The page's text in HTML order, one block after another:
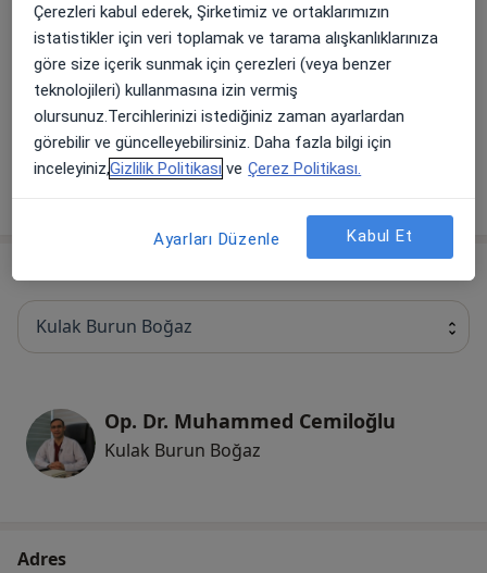
Çocukluk Çağında Kanser Cerrahisi
Splenektomi
Lobektomi
Kulak Burun Boğaz
Op. Dr. Muhammed Cemiloğlu
Kulak Burun Boğaz
Adres
Çerezleri kabul ederek, Şirketimiz ve ortaklarımızın
istatistikler için veri toplamak ve tarama alışkanlıklarınıza
göre size içerik sunmak için çerezleri (veya benzer
teknolojileri) kullanmasına izin vermiş
olursunuz.Tercihlerinizi istediğiniz zaman ayarlardan
görebilir ve güncelleyebilirsiniz. Daha fazla bilgi için
inceleyiniz,Gizlilik Politikası ve Çerez Politikası.
Ayarları Düzenle Kabul Et